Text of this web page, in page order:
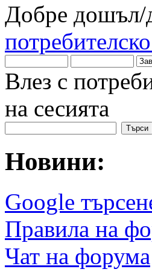
Добре дошъл/
Влез с
на сесията
Новини:
Google
Правила на
Чат на форума